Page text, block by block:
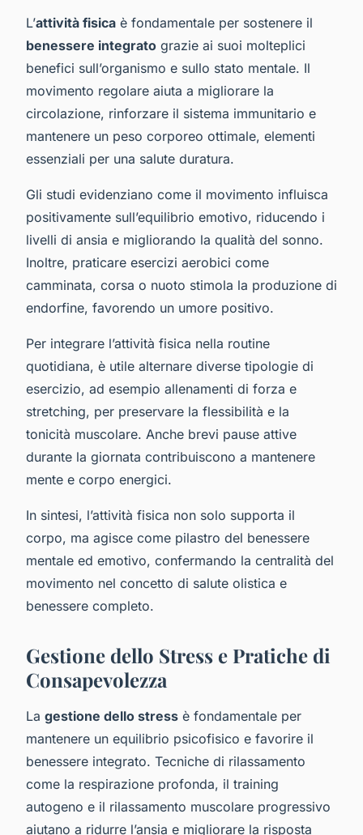
L’attività fisica è fondamentale per sostenere il
benessere integrato grazie ai suoi molteplici
benefici sull’organismo e sullo stato mentale. Il
movimento regolare aiuta a migliorare la
circolazione, rinforzare il sistema immunitario e
mantenere un peso corporeo ottimale, elementi
essenziali per una salute duratura.
Gli studi evidenziano come il movimento influisca
positivamente sull’equilibrio emotivo, riducendo i
livelli di ansia e migliorando la qualità del sonno.
Inoltre, praticare esercizi aerobici come
camminata, corsa o nuoto stimola la produzione di
endorfine, favorendo un umore positivo.
Per integrare l’attività fisica nella routine
quotidiana, è utile alternare diverse tipologie di
esercizio, ad esempio allenamenti di forza e
stretching, per preservare la flessibilità e la
tonicità muscolare. Anche brevi pause attive
durante la giornata contribuiscono a mantenere
mente e corpo energici.
In sintesi, l’attività fisica non solo supporta il
corpo, ma agisce come pilastro del benessere
mentale ed emotivo, confermando la centralità del
movimento nel concetto di salute olistica e
benessere completo.
Gestione dello Stress e Pratiche di
Consapevolezza
La gestione dello stress è fondamentale per
mantenere un equilibrio psicofisico e favorire il
benessere integrato. Tecniche di rilassamento
come la respirazione profonda, il training
autogeno e il rilassamento muscolare progressivo
aiutano a ridurre l’ansia e migliorare la risposta